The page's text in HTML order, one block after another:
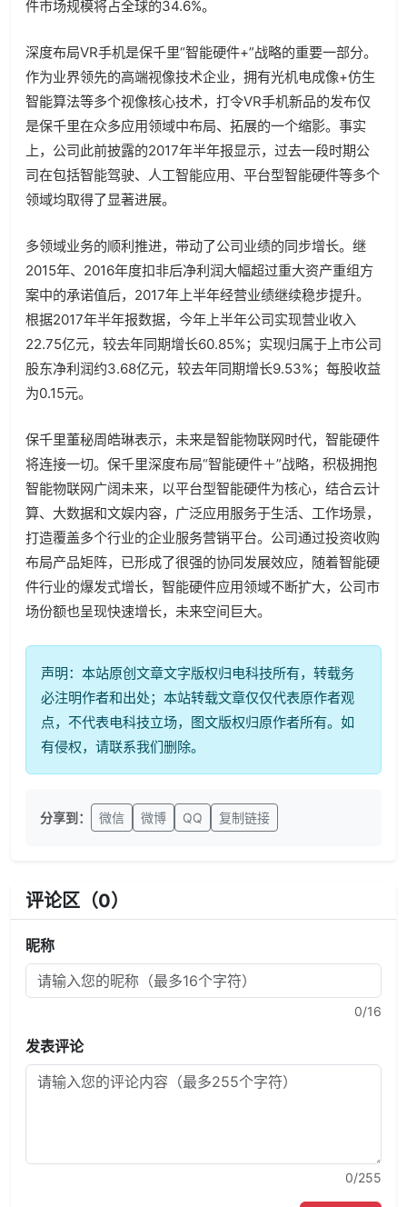
件市场规模将占全球的34.6%。
深度布局VR手机是保千里“智能硬件+”战略的重要一部分。
作为业界领先的高端视像技术企业，拥有光机电成像+仿生
智能算法等多个视像核心技术，打令VR手机新品的发布仅
是保千里在众多应用领域中布局、拓展的一个缩影。事实
上，公司此前披露的2017年半年报显示，过去一段时期公
司在包括智能驾驶、人工智能应用、平台型智能硬件等多个
领域均取得了显著进展。
多领域业务的顺利推进，带动了公司业绩的同步增长。继
2015年、2016年度扣非后净利润大幅超过重大资产重组方
案中的承诺值后，2017年上半年经营业绩继续稳步提升。
根据2017年半年报数据，今年上半年公司实现营业收入
22.75亿元，较去年同期增长60.85%；实现归属于上市公司
股东净利润约3.68亿元，较去年同期增长9.53%；每股收益
为0.15元。
保千里董秘周皓琳表示，未来是智能物联网时代，智能硬件
将连接一切。保千里深度布局“智能硬件＋”战略，积极拥抱
智能物联网广阔未来，以平台型智能硬件为核心，结合云计
算、大数据和文娱内容，广泛应用服务于生活、工作场景，
打造覆盖多个行业的企业服务营销平台。公司通过投资收购
布局产品矩阵，已形成了很强的协同发展效应，随着智能硬
件行业的爆发式增长，智能硬件应用领域不断扩大，公司市
场份额也呈现快速增长，未来空间巨大。
声明：本站原创文章文字版权归电科技所有，转载务
必注明作者和出处；本站转载文章仅仅代表原作者观
点，不代表电科技立场，图文版权归原作者所有。如
有侵权，请联系我们删除。
分享到： 微信 微博 QQ 复制链接
评论区（0）
昵称
0/16
发表评论
0/255